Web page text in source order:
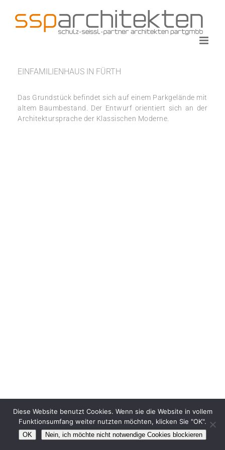
Inhalt
springen
EINFAMILIENHAUS IN FÜRTH
Das Grundstück befindet sich auf einem Parkgelände mit
altem Baumbestand. Der Entwurf orientiert sich an der
Architektursprache der Klassischen Moderne.
Diese Website benutzt Cookies. Wenn sie die Website in vollem
Funktionsumfang weiter nutzten möchten, klicken Sie "OK".
OK Nein, ich möchte nicht notwendige Cookies blockieren